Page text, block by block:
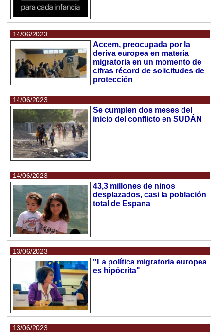
14/06/2023
Accem, preocupada por la
deriva europea en materia
migratoria en un momento de
cifras récord de solicitudes de
protección
14/06/2023
Se cumplen dos meses del
inicio del conflicto en SUDÁN
14/06/2023
43,3 millones de ninos
desplazados, casi la población
total de Espana
13/06/2023
"La política migratoria europea
es hipócrita"
13/06/2023